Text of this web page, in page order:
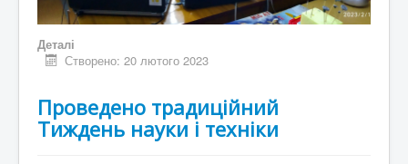
Деталі
Створено: 20 лютого 2023
Проведено традиційний
Тиждень науки і техніки